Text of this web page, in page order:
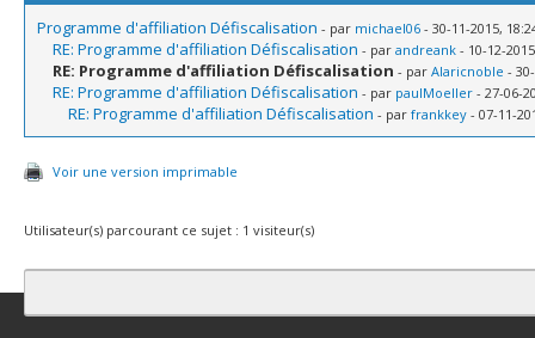
Programme d'affiliation Défiscalisation - par michael06 - 30-11-2015,
RE: Programme d'affiliation Défiscalisation - par andreank - 10-12-
RE: Programme d'affiliation Défiscalisation - par Alaricnoble -
RE: Programme d'affiliation Défiscalisation - par paulMoeller - 27-06-
RE: Programme d'affiliation Défiscalisation - par frankkey - 07-11-
Voir une version imprimable
Utilisateur(s) parcourant ce sujet : 1 visiteur(s)
Contact Club Affiliation Retourner en haut Version bas-débit